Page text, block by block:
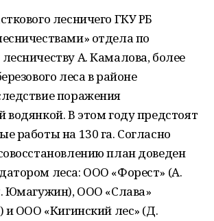
лесничего ГКУ РБ
отдела по
А. Камалова, более
леса в районе
поражения
водянкой. В этом году предстоят
работы на 130 га. Согласно
план доведен
леса: ООО «Форест» (А.
Юмагужин), ООО «Слава»
и ООО «Кигинский лес» (Д.